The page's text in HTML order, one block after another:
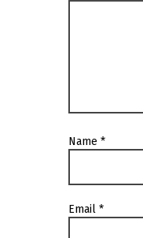
Name *
Email *